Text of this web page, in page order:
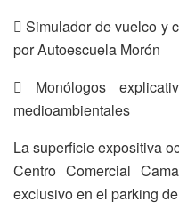
 Simulador de vuelco y
por Autoescuela Morón
 Monólogos
medioambientales
La superficie expositiva
Centro Comercial
exclusivo en el parking